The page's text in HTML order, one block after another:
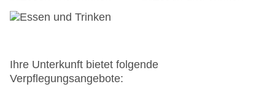
Tagungseinrichtungen: Konferenzräume: 5,
Breaks: gegen Gebühr
Größe des Hotels/Anlage: 10000 qm
Ihre Unterkunft bietet folgende
Verpflegungsangebote: